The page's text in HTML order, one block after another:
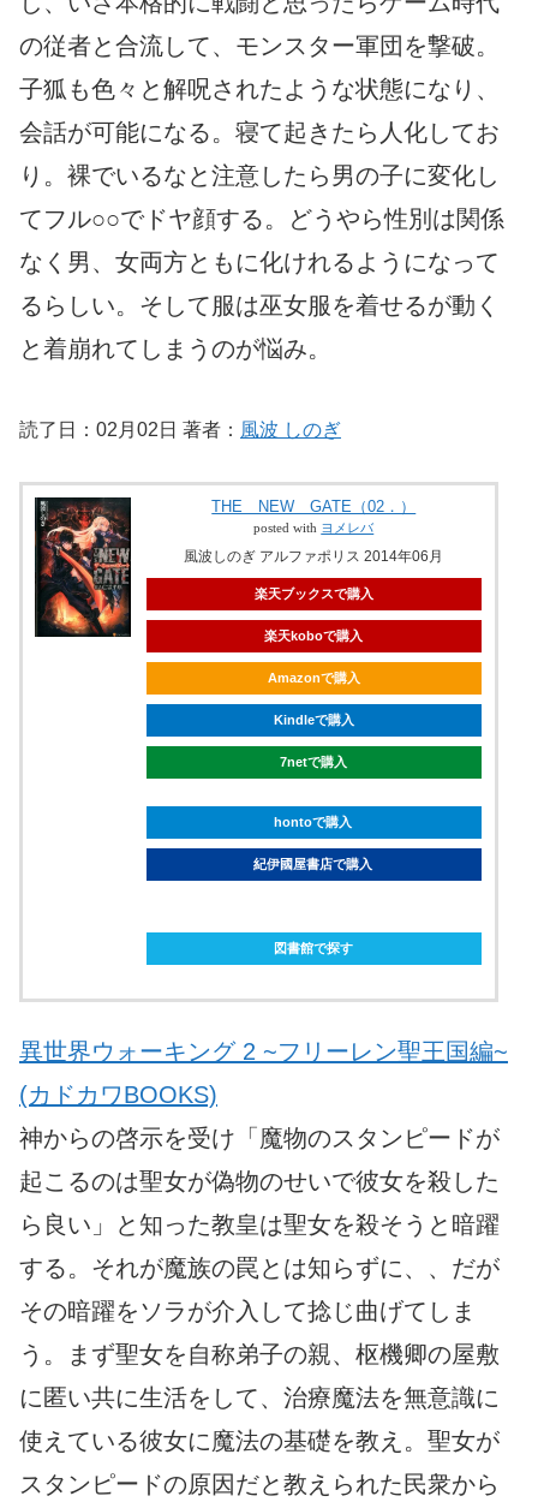
の従者と合流して、モンスター軍団を撃破。
子狐も色々と解呪されたような状態になり、
会話が可能になる。寝て起きたら人化してお
り。裸でいるなと注意したら男の子に変化し
てフル○○でドヤ顔する。どうやら性別は関係
なく男、女両方ともに化けれるようになって
るらしい。そして服は巫女服を着せるが動く
と着崩れてしまうのが悩み。
読了日：02月02日 著者： 風波 しのぎ
THE NEW GATE（02．）
posted with ヨメレバ
風波しのぎ アルファポリス 2014年06月
楽天ブックスで購入
楽天koboで購入
Amazonで購入
Kindleで購入
7netで購入
hontoで購入
紀伊國屋書店で購入
図書館で探す
異世界ウォーキング 2 ~フリーレン聖王国編~
(カドカワBOOKS)
神からの啓示を受け「魔物のスタンピードが
起こるのは聖女が偽物のせいで彼女を殺した
ら良い」と知った教皇は聖女を殺そうと暗躍
する。それが魔族の罠とは知らずに、、だが
その暗躍をソラが介入して捻じ曲げてしま
う。まず聖女を自称弟子の親、枢機卿の屋敷
に匿い共に生活をして、治療魔法を無意識に
使えている彼女に魔法の基礎を教え。聖女が
スタンピードの原因だと教えられた民衆から